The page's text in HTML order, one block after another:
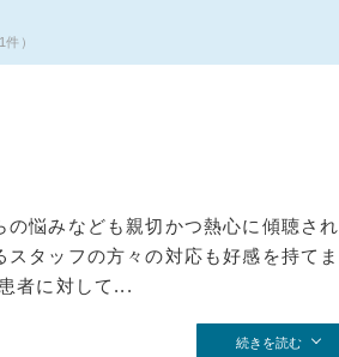
）
悩みなども親切かつ熱心に傾聴され
タッフの方々の対応も好感を持てま
者に対して...
続きを読む